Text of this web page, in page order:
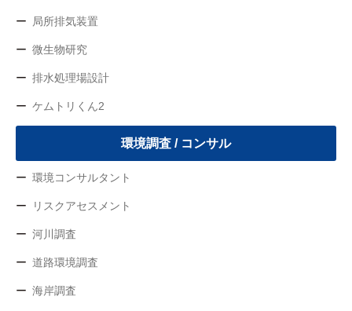
局所排気装置
微生物研究
排水処理場設計
ケムトリくん2
環境調査 / コンサル
環境コンサルタント
リスクアセスメント
河川調査
道路環境調査
海岸調査